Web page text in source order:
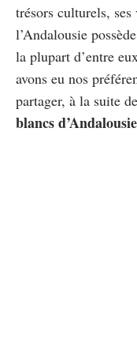
trésors culturels,
l’Andalousie
la plupart d’entre
avons eu nos
partager, à la suite
blancs d’Andalousie